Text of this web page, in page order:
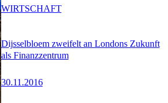
Dijsselbloem zweifelt an Londons Zukunft
als Finanzzentrum
30.11.2016
WIRTSCHAFT